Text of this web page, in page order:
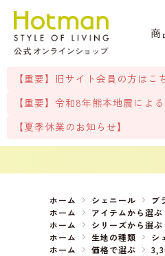
【重要】旧サイト会員の方はこ
【重要】令和8年熊本地震によ
【夏季休業のお知らせ】
ホーム シェニール
ブ
ホーム
アイテムから選ぶ
ホーム
シリーズから選ぶ
ホーム
生地の種類 シ
ホーム
価格で選ぶ